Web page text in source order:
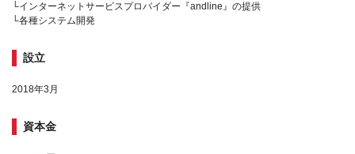
└インターネットサービスプロバイダー『andline』の提供
└各種システム開発
設立
2018年3月
資本金